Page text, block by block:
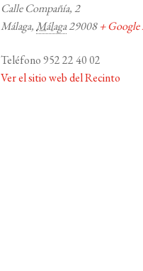
Calle Compañía, 2
Málaga, Málaga29008 + Google
Teléfono 952 22 40 02
Ver el sitio web del Recinto